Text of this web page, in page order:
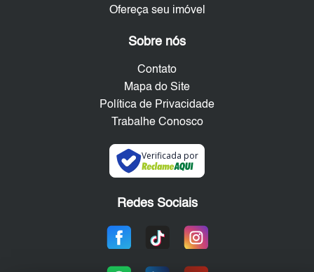
Ofereça seu imóvel
Sobre nós
Contato
Mapa do Site
Política de Privacidade
Trabalhe Conosco
Verificada por
Redes Sociais